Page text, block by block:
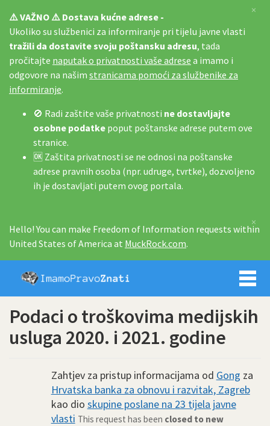
⚠️ VAŽNO ⚠️ Dostava kućne adrese -
Ukoliko su službenici za informiranje pri tijelu javne vlasti
tražili da dostavite svoju poštansku adresu, tada
pročitajte naputak o privatnosti vaše adrese a imamo i
odgovore na našim stranicama pomoći za službenike za
informiranje.
🚫 Radi zaštite vaše privatnosti ne dostavljajte
osobne podatke poput poštanske adrese putem ove
stranice.
🆗 Zaštita privatnosti se ne odnosi na poštanske
adrese pravnih osoba (npr. udruge, tvrtke), dozvoljeno
ih je dostavljati putem ovog portala.
×
Hello! You can make Freedom of Information requests within
United States of America at MuckRock.com.
×
Imamo
Podaci o troškovima medijskih
usluga 2020. i 2021. godine
Zahtjev za pristup informacijama od Gong za
Hrvatska banka za obnovu i razvitak, Zagreb
kao dio skupine poslane na 23 tijela javne
vlasti This request has been closed to new